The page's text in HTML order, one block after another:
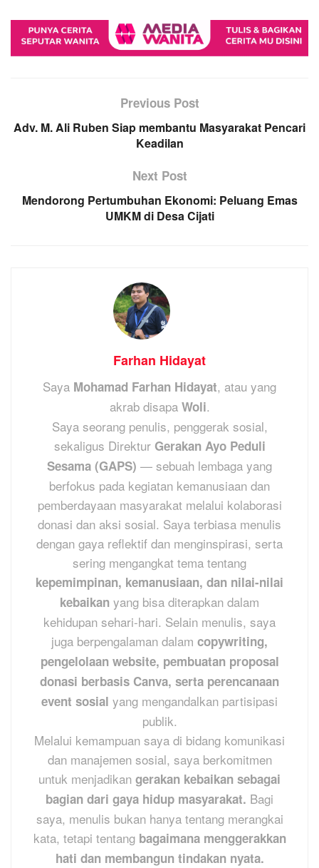
Previous Post
Adv. M. Ali Ruben Siap membantu Masyarakat Pencari
Keadilan
Next Post
Mendorong Pertumbuhan Ekonomi: Peluang Emas
UMKM di Desa Cijati
Farhan Hidayat
Saya Mohamad Farhan Hidayat, atau yang
akrab disapa Woli.
Saya seorang penulis, penggerak sosial,
sekaligus Direktur Gerakan Ayo Peduli
Sesama (GAPS) — sebuah lembaga yang
berfokus pada kegiatan kemanusiaan dan
pemberdayaan masyarakat melalui kolaborasi
donasi dan aksi sosial. Saya terbiasa menulis
dengan gaya reflektif dan menginspirasi, serta
sering mengangkat tema tentang
kepemimpinan, kemanusiaan, dan nilai-nilai
kebaikan yang bisa diterapkan dalam
kehidupan sehari-hari. Selain menulis, saya
juga berpengalaman dalam copywriting,
pengelolaan website, pembuatan proposal
donasi berbasis Canva, serta perencanaan
event sosial yang mengandalkan partisipasi
publik.
Melalui kemampuan saya di bidang komunikasi
dan manajemen sosial, saya berkomitmen
untuk menjadikan gerakan kebaikan sebagai
bagian dari gaya hidup masyarakat. Bagi
saya, menulis bukan hanya tentang merangkai
kata, tetapi tentang bagaimana menggerakkan
hati dan membangun tindakan nyata.